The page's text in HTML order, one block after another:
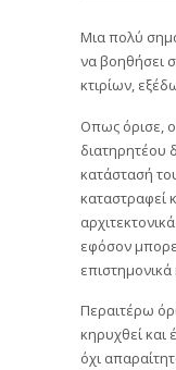
Μια πολύ
να βοηθήσει
κτιρίων,
Οπως όρισε,
διατηρητέου
κατάστασή
καταστραφεί
εφόσον
επιστημονικά
Περαιτέρω
κηρυχθεί και
όχι